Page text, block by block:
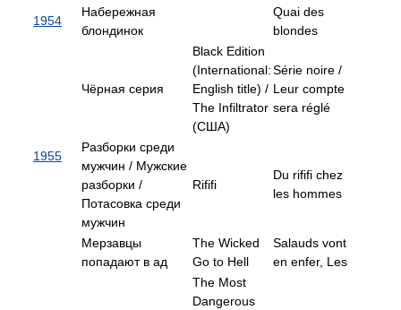
1954
Набережная
блондинок
Quai des
blondes
1955
Чёрная серия
Black Edition
(International:
English title) /
The Infiltrator
(США)
Série noire /
Leur compte
sera réglé
Разборки среди
мужчин / Мужские
разборки /
Потасовка среди
мужчин
Rififi
Du rififi chez
les hommes
Мерзавцы
попадают в ад
The Wicked
Go to Hell
Salauds vont
en enfer, Les
The Most
Dangerous